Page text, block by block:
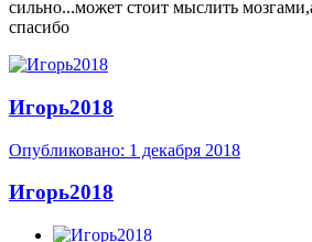
сильно...может стоит мыслить
спасибо
Игорь2018
Опубликовано: 1 декабря 2018
Игорь2018